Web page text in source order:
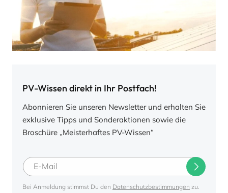
PV-Wissen direkt in Ihr Postfach!
Abonnieren Sie unseren Newsletter und erhalten Sie
exklusive Tipps und Sonderaktionen sowie die
Broschüre „Meisterhaftes PV-Wissen“
Bei Anmeldung stimmst Du den Datenschutzbestimmungen zu.